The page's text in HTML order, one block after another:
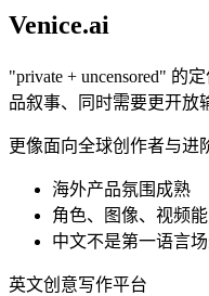
Venice.ai
"private + uncensored" 的
品叙事、同时需要更开放
更像面向全球创作者与进
海外产品氛围成熟
角色、图像、视频
中文不是第一语言
英文创意写作平台